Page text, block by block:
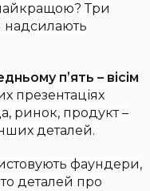
Три
надсилають
пʼять – вісім
презентаціях
ринок, продукт –
деталей.
фаундери,
деталей про